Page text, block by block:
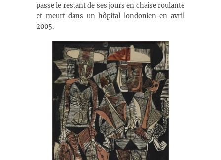
passe le restant de ses jours en chaise roulante
et meurt dans un hôpital londonien en avril
2005.